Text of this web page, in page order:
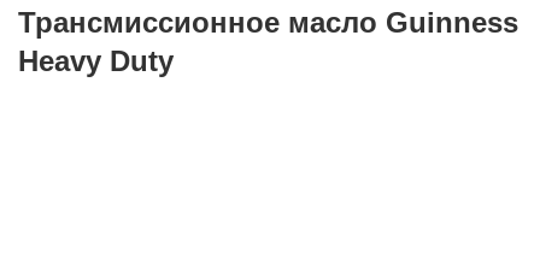
масло Guinness Heavy Duty
Трансмиссионное масло Guinness
Heavy Duty